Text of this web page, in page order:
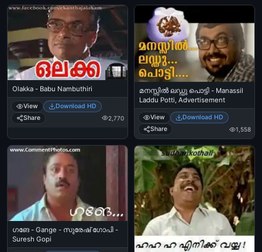
Olakka - Babu Nambuthiri
View
Download HD
Share
2,770
മനസ്സില്‍ ലഡ്ഡു പൊട്ടി - Manassil
Laddu Potti, Advertisement
View
Download HD
Share
1,558
ഗങേ - Gange - സുരേഷ് ഗോപി -
Suresh Gopi